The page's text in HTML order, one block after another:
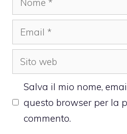
Email
Sito
web
Salva il mio nome,
questo browser per la
commento.